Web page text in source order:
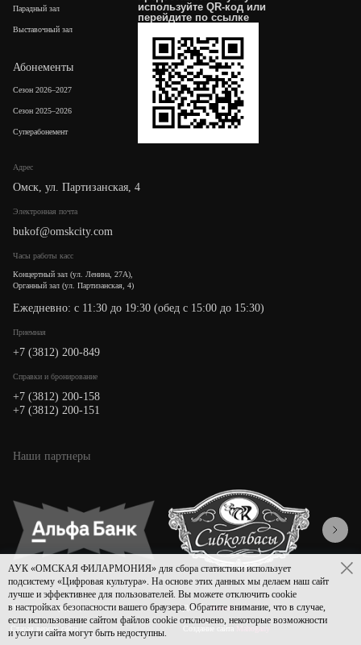
Адрес
Омск, ул. Партизанская, 4
Электронная почта
bukof@omskcity.com
Часы работы касс
Концертный зал (ул. Ленина, 27А),
Органный зал (ул. Партизанская, 4)
Ежедневно: с 11:30 до 19:30 (обед с 15:00 до 15:30)
Приемная
+7 (3812) 200-849
Cправки и бронирование
+7 (3812) 200-158
+7 (3812) 200-151
Парадный зал
Выставочный зал
Абонементы
Сезон 2026–2027
Сезон 2025–2026
Суперабонемент
используйте QR-код или
перейдите по ссылке
Наши партнеры
Политика конфиденциальности
Старая версия сайта
ДизайнAsmart
Mahogany
АУК «ОМСКАЯ ФИЛАРМОНИЯ» для сбора статистики использует
подсистему «Цифровая культура». На основе этих данных мы делаем наш сайт
лучше и эффективнее для пользователей. Вы можете отключить cookie
в настройках безопасности вашего браузера. Обратите внимание, что в случае,
если использование сайтом файлов cookie отключено, некоторые возможности
и услуги сайта могут быть недоступны.